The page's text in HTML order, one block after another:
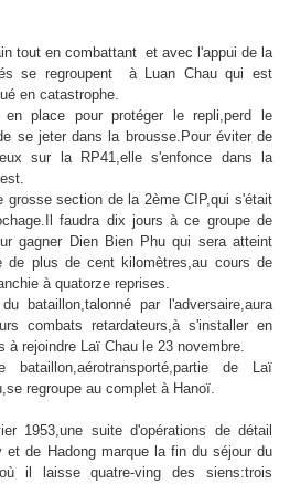
tout en combattant et avec l'appui de la
se regroupent à Luan Chau qui est
en catastrophe.
en place pour protéger le repli,perd le
se jeter dans la brousse.Pour éviter de
sur la RP41,elle s'enfonce dans la
grosse section de la 2ème CIP,qui s'était
faudra dix jours à ce groupe de
gagner Dien Bien Phu qui sera atteint
de plus de cent kilomètres,au cours de
à quatorze reprises.
bataillon,talonné par l'adversaire,aura
combats retardateurs,à s'installer en
à rejoindre Laï Chau le 23 novembre.
de Laï
regroupe au complet à Hanoï.
1953,une suite d'opérations de détail
de Hadong marque la fin du séjour du
il laisse quatre-ving des siens:trois